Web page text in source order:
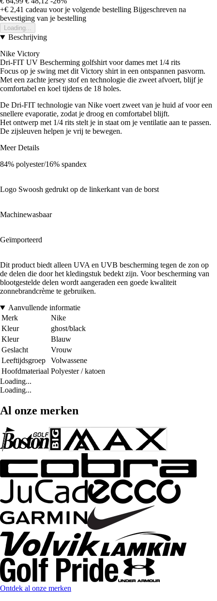
+€ 2,41 cadeau voor je volgende bestelling Bijgeschreven na
bevestiging van je bestelling
Loading...
Beschrijving
Nike Victory
Dri-FIT UV Bescherming golfshirt voor dames met 1/4 rits
Focus op je swing met dit Victory shirt in een ontspannen pasvorm.
Met een zachte jersey stof en technologie die zweet afvoert, blijf je
comfortabel en koel tijdens de 18 holes.
De Dri-FIT technologie van Nike voert zweet van je huid af voor een
snellere evaporatie, zodat je droog en comfortabel blijft.
Het ontwerp met 1/4 rits stelt je in staat om je ventilatie aan te passen.
De zijsleuven helpen je vrij te bewegen.
Meer Details
84% polyester/16% spandex
Logo Swoosh gedrukt op de linkerkant van de borst
Machinewasbaar
Geïmporteerd
Dit product biedt alleen UVA en UVB bescherming tegen de zon op
de delen die door het kledingstuk bedekt zijn. Voor bescherming van
blootgestelde delen wordt aangeraden een goede kwaliteit
zonnebrandcrème te gebruiken.
Aanvullende informatie
Merk
Nike
Kleur
ghost/black
Kleur
Blauw
Geslacht
Vrouw
Leeftijdsgroep
Volwassene
Hoofdmateriaal Polyester / katoen
Loading...
Loading...
Al onze merken
Ontdek al onze merken